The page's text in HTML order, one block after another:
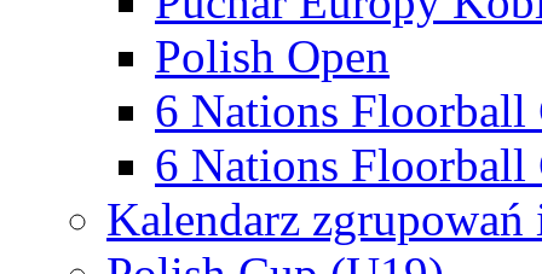
Polish Open
6 Nations Floorball
6 Nations Floorball
Kalendarz